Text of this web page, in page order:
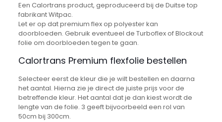
Een Calortrans product, geproduceerd bij de Duitse top
fabrikant Witpac.
Let er op dat premium flex op polyester kan
doorbloeden. Gebruik eventueel de Turboflex of Blockout
folie om doorbloeden tegen te gaan.
Calortrans Premium flexfolie bestellen
Selecteer eerst de kleur die je wilt bestellen en daarna
het aantal. Hierna zie je direct de juiste prijs voor de
betreffende kleur. Het aantal dat je dan kiest wordt de
lengte van de folie. 3 geeft bijvoorbeeld een rol van
50cm bij 300cm.